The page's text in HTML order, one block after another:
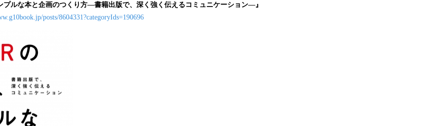
プルな本と企画のつくり方―書籍出版で、深く強く伝えるコミュニケーション―』
posts/8604331?categoryIds=190696